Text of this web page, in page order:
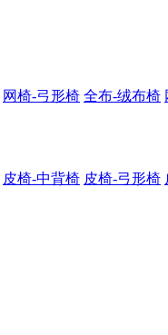
网椅-弓形椅 全布-绒布椅
皮椅-中背椅 皮椅-弓形椅